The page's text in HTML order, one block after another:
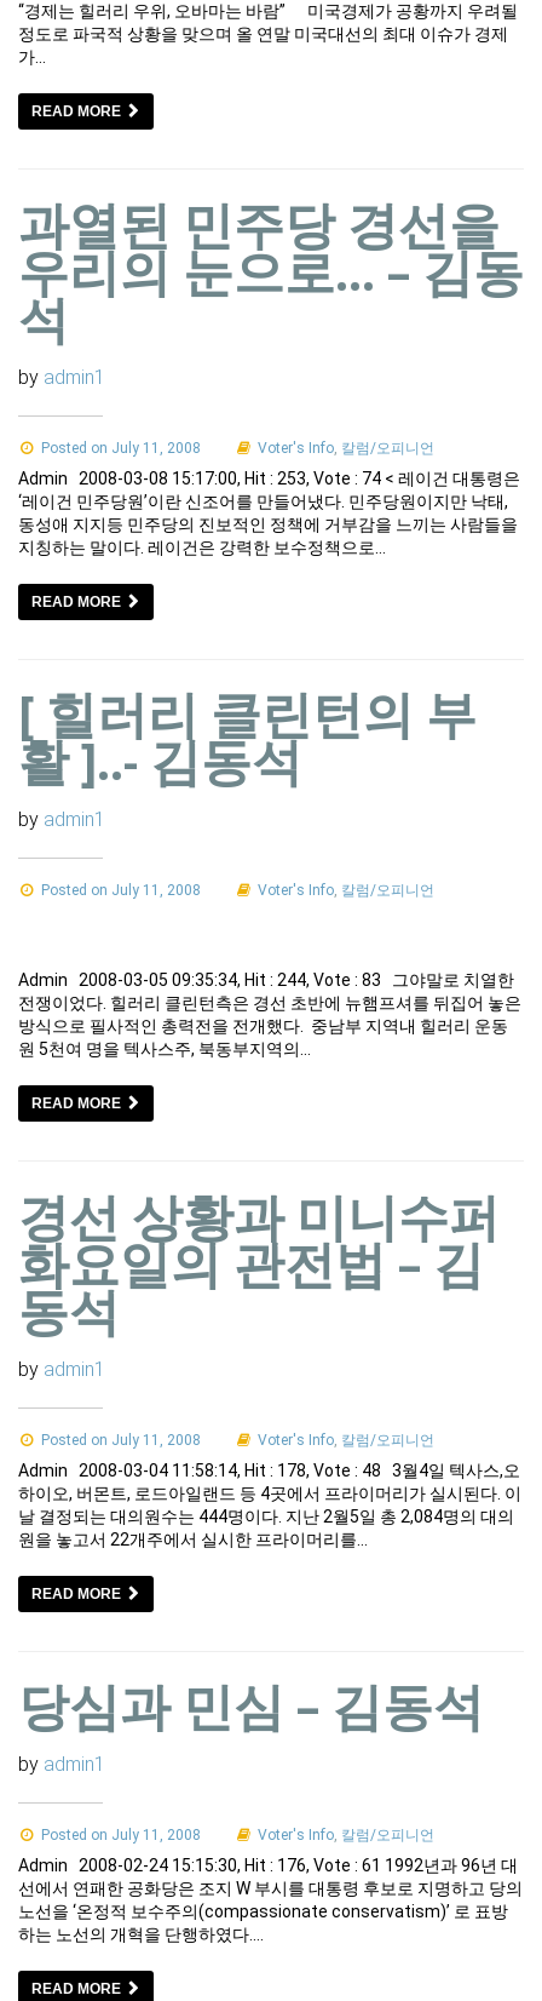
“경제는 힐러리 우위, 오바마는 바람” 미국경제가 공황까지 우려될
정도로 파국적 상황을 맞으며 올 연말 미국대선의 최대 이슈가 경제
가…
READ MORE
과열된 민주당 경선을
우리의 눈으로… – 김동
석
by admin1
Posted on July 11, 2008 Voter's Info 칼럼/오피니언
Admin 2008-03-08 15:17:00, Hit : 253, Vote : 74 < 레이건 대통령은
‘레이건 민주당원’이란 신조어를 만들어냈다. 민주당원이지만 낙태,
동성애 지지등 민주당의 진보적인 정책에 거부감을 느끼는 사람들을
지칭하는 말이다. 레이건은 강력한 보수정책으로…
READ MORE
[ 힐러리 클린턴의 부
활 ]..- 김동석
by admin1
Posted on July 11, 2008 Voter's Info, 칼럼/오피니언
Admin 2008-03-05 09:35:34, Hit : 244, Vote : 83 그야말로 치열한
전쟁이었다. 힐러리 클린턴측은 경선 초반에 뉴햄프셔를 뒤집어 놓은
방식으로 필사적인 총력전을 전개했다. 중남부 지역내 힐러리 운동
원 5천여 명을 텍사스주, 북동부지역의…
READ MORE
경선 상황과 미니수퍼
화요일의 관전법 – 김
동석
by admin1
Posted on July 11, 2008 Voter's Info 칼럼/오피니언
Admin 2008-03-04 11:58:14, Hit : 178, Vote : 48 3월4일 텍사스,오
하이오, 버몬트, 로드아일랜드 등 4곳에서 프라이머리가 실시된다. 이
날 결정되는 대의원수는 444명이다. 지난 2월5일 총 2,084명의 대의
원을 놓고서 22개주에서 실시한 프라이머리를…
READ MORE
당심과 민심 – 김동석
by admin1
Posted on July 11, 2008 Voter's Info, 칼럼/오피니언
Admin 2008-02-24 15:15:30, Hit : 176, Vote : 61 1992년과 96년 대
선에서 연패한 공화당은 조지 W 부시를 대통령 후보로 지명하고 당의
노선을 ‘온정적 보수주의(compassionate conservatism)’ 로 표방
하는 노선의 개혁을 단행하였다.…
READ MORE